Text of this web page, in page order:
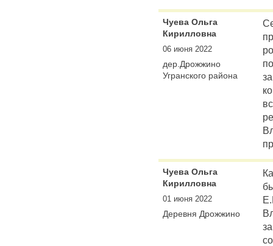
Чуева Ольга
Кирилловна
06 июня 2022
дер.Дрожжино
Угранского района
Чуева Ольга
Кирилловна
01 июня 2022
Деревня Дрожжино